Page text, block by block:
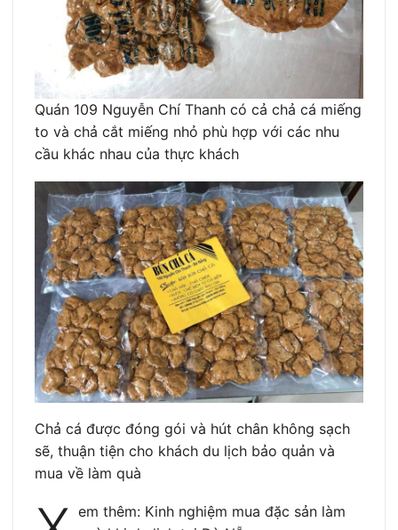
Quán 109 Nguyễn Chí Thanh có cả chả cá miếng
to và chả cắt miếng nhỏ phù hợp với các nhu
cầu khác nhau của thực khách
Chả cá được đóng gói và hút chân không sạch
sẽ, thuận tiện cho khách du lịch bảo quản và
mua về làm quà
em thêm: Kinh nghiệm mua đặc sản làm